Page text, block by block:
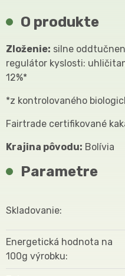
O produkte
Zloženie: silne
regulátor kyslosti:
12%*
*z kontrolovaného
Fairtrade certifikované
Krajina pôvodu: Bolívia
Parametre
Skladovanie
Energetická hodnota na
100g výrobku